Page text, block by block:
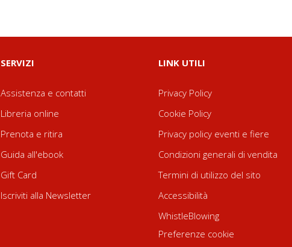
SERVIZI
Assistenza e contatti
Libreria online
Prenota e ritira
Guida all'ebook
Gift Card
Iscriviti alla Newsletter
LINK UTILI
Privacy Policy
Cookie Policy
Privacy policy eventi e fiere
Condizioni generali di vendita
Termini di utilizzo del sito
Accessibilità
WhistleBlowing
Preferenze cookie